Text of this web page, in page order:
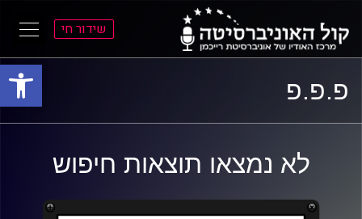
פתח
התפריט
הראשי
התוכן
הראשי
שידור חי
פ.פ.פ
לא נמצאו תוצאות חיפוש